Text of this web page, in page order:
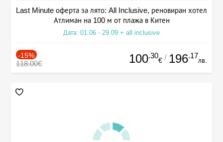
Last Minute оферта за лято: All Inclusive, реновиран хотел
Атлиман на 100 м от плажа в Китен
Дата: 01.06 - 29.09 + all inclusive
-15%
118.00€ 100.30
€ / 196.17
лв.